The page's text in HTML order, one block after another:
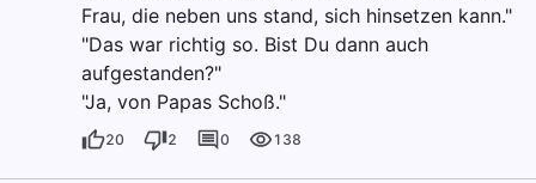
Frau, die neben uns stand, sich hinsetzen kann."
"Das war richtig so. Bist Du dann auch
aufgestanden?"
"Ja, von Papas Schoß."
20 2 0 138